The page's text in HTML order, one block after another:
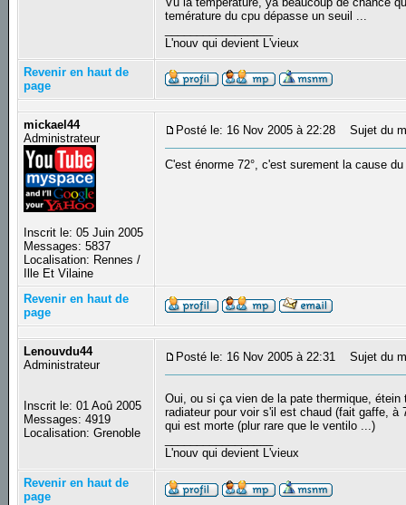
temérature du cpu dépasse un seuil ...
L'nouv qui devient L'vieux
Revenir en haut de
page
mickael44
Administrateur
Inscrit le: 05 Juin 2005
Messages: 5837
Localisation: Rennes /
Ille Et Vilaine
Posté le: 16 Nov 2005 à 22:28 Sujet du
C'est énorme 72°, c'est surement la cause
Revenir en haut de
page
Lenouvdu44
Administrateur
Inscrit le: 01 Aoû 2005
Messages: 4919
Localisation: Grenoble
Posté le: 16 Nov 2005 à 22:31 Sujet du
Oui, ou si ça vien de la pate thermique,
radiateur pour voir s'il est chaud (fait gaffe,
qui est morte (plur rare que le ventilo ...)
L'nouv qui devient L'vieux
Revenir en haut de
page